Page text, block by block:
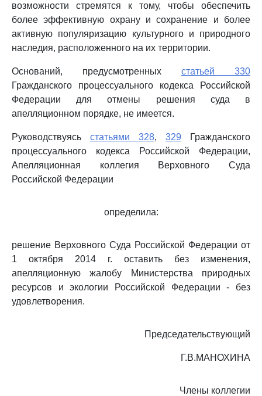
возможности стремятся к тому, чтобы обеспечить
более эффективную охрану и сохранение и более
активную популяризацию культурного и природного
наследия, расположенного на их территории.
Оснований, предусмотренных статьей 330
Гражданского процессуального кодекса Российской
Федерации для отмены решения суда в
апелляционном порядке, не имеется.
Руководствуясь статьями 328, 329 Гражданского
процессуального кодекса Российской Федерации,
Апелляционная коллегия Верховного Суда
Российской Федерации
определила:
решение Верховного Суда Российской Федерации от
1 октября 2014 г. оставить без изменения,
апелляционную жалобу Министерства природных
ресурсов и экологии Российской Федерации - без
удовлетворения.
Председательствующий
Г.В.МАНОХИНА
Члены коллегии